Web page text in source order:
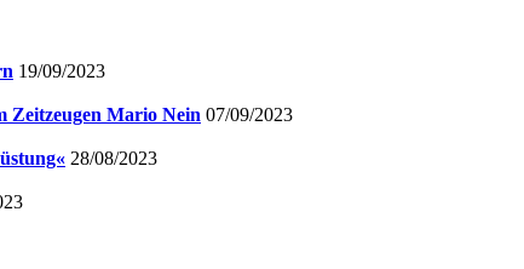
19/09/2023
Zeitzeugen Mario Nein 07/09/2023
28/08/2023